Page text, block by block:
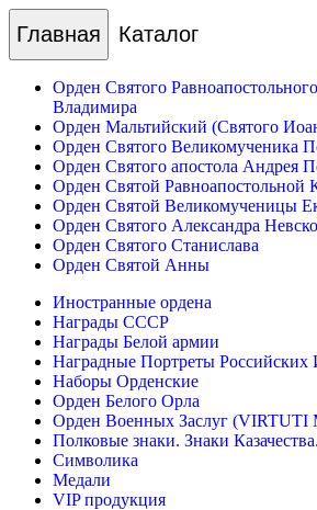
Главная Каталог
Орден Святого
Владимира
Орден Мальтийский (Святого
Орден Святого Великомученика
Орден Святого апостола Андрея
Орден Святой Равноапостольной
Орден Святой Великомученицы
Орден Святого Александра
Орден Святого Станислава
Орден Святой Анны
Иностранные ордена
Награды СССР
Награды Белой армии
Наградные Портреты Российских
Наборы Орденские
Орден Белого Орла
Орден Военных Заслуг
Полковые знаки. Знаки Казачества.
Символика
Медали
VIP продукция